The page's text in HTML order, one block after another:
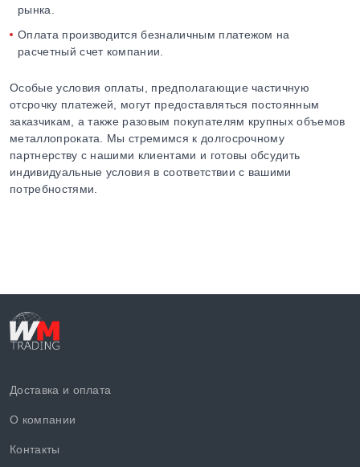
рынка.
Оплата производится безналичным платежом на
расчетный счет компании.
Особые условия оплаты, предполагающие частичную
отсрочку платежей, могут предоставляться постоянным
заказчикам, а также разовым покупателям крупных объемов
металлопроката. Мы стремимся к долгосрочному
партнерству с нашими клиентами и готовы обсудить
индивидуальные условия в соответствии с вашими
потребностями.
Доставка и оплата
О компании
Контакты